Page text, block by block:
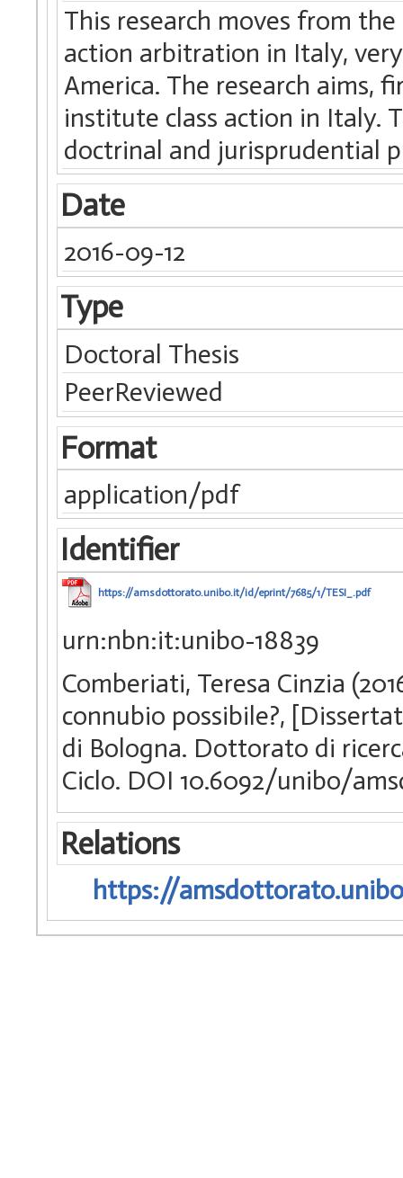
This research moves from
action arbitration in Italy,
America. The research aims,
institute class action in Italy.
doctrinal and jurisprudential
Date
2016-09-12
Type
Doctoral Thesis
PeerReviewed
Format
application/pdf
Identifier
https://amsdottorato.unibo.it/id/eprint/7685/1/TESI_.pdf
urn:nbn:it:unibo-18839
Comberiati, Teresa Cinzia
connubio possibile?,
di Bologna. Dottorato di
Ciclo. DOI 10.6092/unibo/
Relations
https://